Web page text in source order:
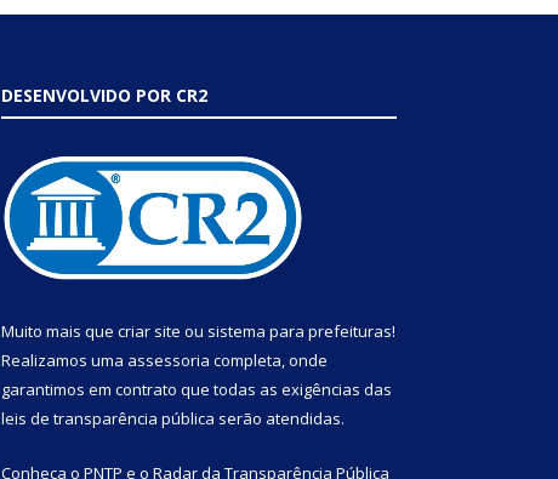
DESENVOLVIDO POR CR2
Muito mais que criar site ou sistema para prefeituras!
Realizamos uma assessoria completa, onde
garantimos em contrato que todas as exigências das
leis de transparência pública serão atendidas.
Conheça o PNTP e o Radar da Transparência Pública